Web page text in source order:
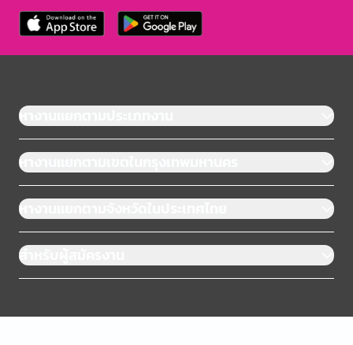
หางานแยกตามประเภทงาน
หางานแยกตามเขตในกรุงเทพมหานคร
หางานแยกตามจังหวัดในประเทศไทย
สำหรับผู้สมัครงาน